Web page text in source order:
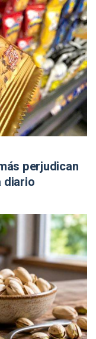
perjudican
diario